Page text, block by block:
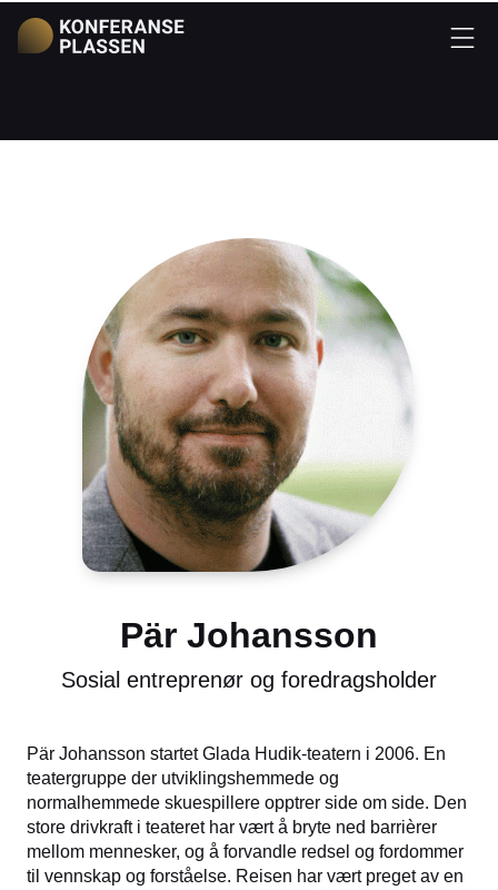
Pär Johansson
Sosial entreprenør og foredragsholder
Pär Johansson startet Glada Hudik-teatern i 2006. En
teatergruppe der utviklingshemmede og
normalhemmede skuespillere opptrer side om side. Den
store drivkraft i teateret har vært å bryte ned barrièrer
mellom mennesker, og å forvandle redsel og fordommer
til vennskap og forståelse. Reisen har vært preget av en